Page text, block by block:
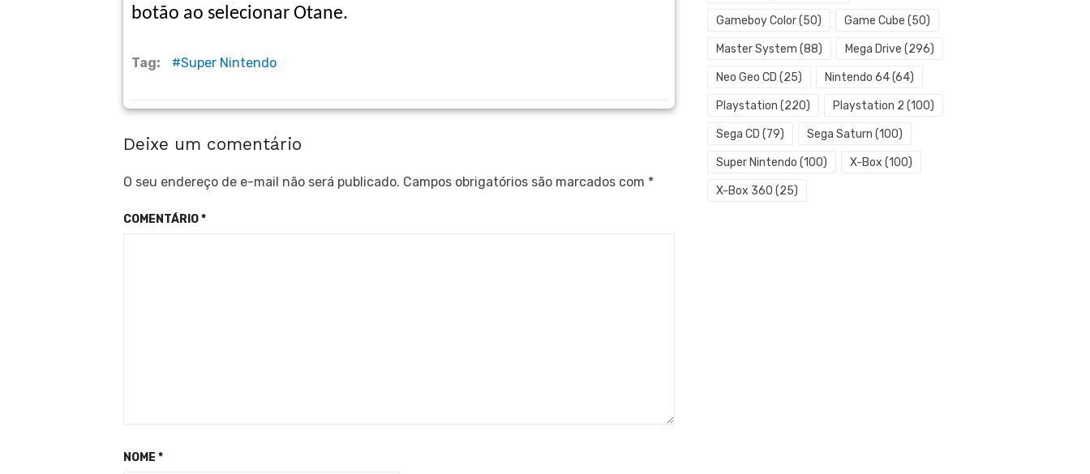
botão ao selecionar Otane.
Tag: Super Nintendo
Deixe um comentário
O seu endereço de e-mail não será publicado. Campos obrigatórios são marcados com *
COMENTÁRIO*
NOME *
Gameboy Color(50) Game Cube (50)
Master System (88) Mega Drive (296)
Neo Geo CD (25) Nintendo 64(64)
Playstation (220) Playstation 2 (100)
Sega CD (79) Sega Saturn (100)
Super Nintendo (100) X-Box (100)
X-Box 360 (25)